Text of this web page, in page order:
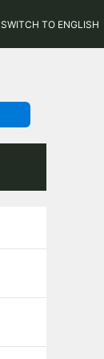
SWITCH TO ENGLISH